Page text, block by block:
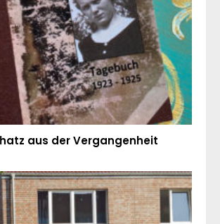
aus der Vergangenheit